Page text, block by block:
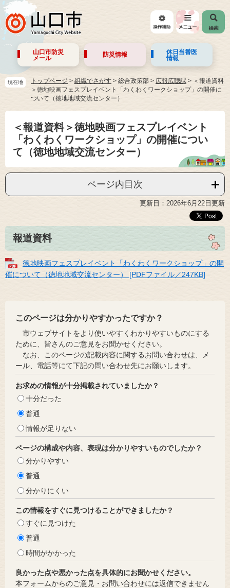
山口市防災
メール
防災情報
休日当番医
情報
現在地 トップページ > 組織でさがす > 総合政策部 > 広報広聴課 > ＜報道資料
＞徳地映画フェスプレイベント「わくわくワークショップ」の開催に
ついて（徳地地域交流センター）
＜報道資料＞徳地映画フェスプレイベント
「わくわくワークショップ」の開催につい
て（徳地地域交流センター）
ページ内目次
更新日：2026年6月22日更新
報道資料
徳地映画フェスプレイベント「わくわくワークショップ」の開
催について（徳地地域交流センター） [PDFファイル／247KB]
このページは分かりやすかったですか？
市ウェブサイトをより使いやすくわかりやすいものにする
ために、皆さんのご意見をお聞かせください。
なお、このページの記載内容に関するお問い合わせは、メ
ール、電話等にて下記の問い合わせ先にお願いします。
お求めの情報が十分掲載されていましたか？
十分だった
普通
情報が足りない
ページの構成や内容、表現は分かりやすいものでしたか？
分かりやすい
普通
分かりにくい
この情報をすぐに見つけることができましたか？
すぐに見つけた
普通
時間がかかった
良かった点や悪かった点を具体的にお聞かせください。
本フォームからのご意見・お問い合わせには返信できません